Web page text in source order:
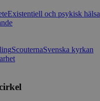
Existentiell och psykisk hälsa
ScouternaSvenska kyrkan